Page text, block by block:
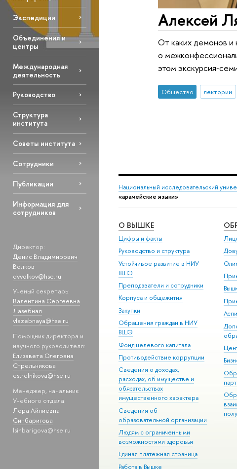
Экспедиции
Объединения и
центры
Международная
деятельность
Руководство
Структура
института
Советы института
Сотрудники
Публикации
Информация для
сотрудников
Директор:
Денис Владимирович
Волков
dvvolkov@hse.ru
Ученый секретарь:
Валентина Сергеевна
Лазебная
vlazebnaya@hse.ru
Помощник директора и
научного руководителя:
Елизавета Олеговна
Стрельникова
estrelnikova@hse.ru
Менеджер, начальник
Учебного отдела:
Лора Айлиевна
Синбаригова
lsinbarigova@hse.ru
Алексей
От каких демонов и
о
этом
Общество лектории
Национальный исследовательский
«арамейские языки»
О ВЫШКЕ
Цифры и факты
Руководство и структура
Устойчивое развитие в НИУ
ВШЭ
Преподаватели и сотрудники
Корпуса и общежития
Закупки
Обращения граждан в НИУ
ВШЭ
Фонд целевого капитала
Противодействие коррупции
Сведения о доходах,
расходах, об имуществе и
обязательствах
имущественного характера
Сведения об
образовательной организации
Людям с ограниченными
возможностями здоровья
Единая платежная страница
Работа в Вышке